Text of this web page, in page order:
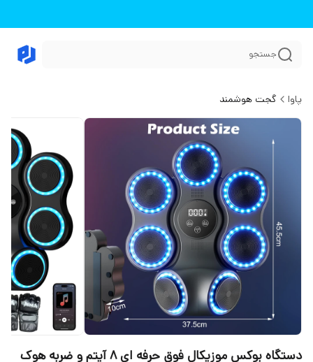
جستجو
پاوا گجت هوشمند
دستگاه بوکس موزیکال فوق حرفه ای 8 آیتم و ضربه هوک